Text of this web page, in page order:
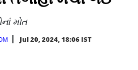
મોત
Jul 20, 2024, 18:06 IST